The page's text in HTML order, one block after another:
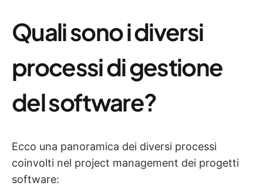
Quali sono i diversi
processi di gestione
del software?
Ecco una panoramica dei diversi processi
coinvolti nel project management dei progetti
software: